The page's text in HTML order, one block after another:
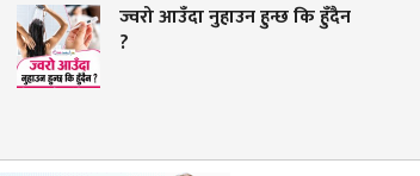
ज्वरो आउँदा नुहाउन हुन्छ कि हुँदैन
?